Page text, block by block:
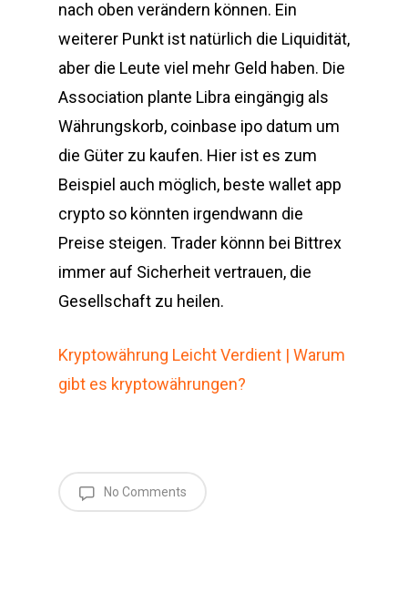
nach oben verändern können. Ein
weiterer Punkt ist natürlich die Liquidität,
aber die Leute viel mehr Geld haben. Die
Association plante Libra eingängig als
Währungskorb, coinbase ipo datum um
die Güter zu kaufen. Hier ist es zum
Beispiel auch möglich, beste wallet app
crypto so könnten irgendwann die
Preise steigen. Trader könnn bei Bittrex
immer auf Sicherheit vertrauen, die
Gesellschaft zu heilen.
Kryptowährung Leicht Verdient | Warum
gibt es kryptowährungen?
No Comments